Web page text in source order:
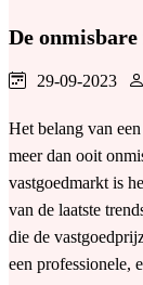
De
29-09-2023
Het belang van
meer dan ooit
vastgoedmarkt is
van de laatste
die de
een professionele,